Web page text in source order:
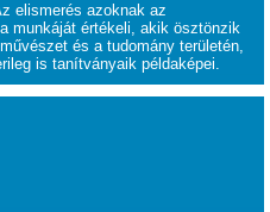
elismerés azoknak az
munkáját értékeli, akik ösztönzik
és a tudomány területén,
is tanítványaik példaképei.